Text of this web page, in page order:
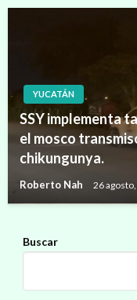
YUCATÁN
SSY implementa
el mosco
chikungunya.
Roberto Nah 26
Buscar